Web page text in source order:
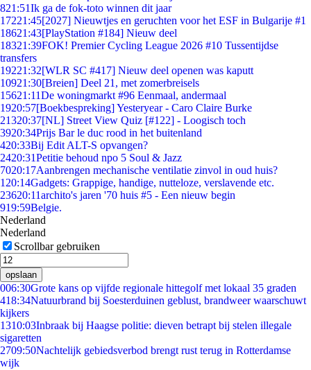
821:51Ik ga de fok-toto winnen dit jaar
17221:45[2027] Nieuwtjes en geruchten voor het ESF in Bulgarije #1
18621:43[PlayStation #184] Nieuw deel
18321:39FOK! Premier Cycling League 2026 #10 Tussentijdse
transfers
19221:32[WLR SC #417] Nieuw deel openen was kaputt
10921:30[Breien] Deel 21, met zomerbreisels
15621:11De woningmarkt #96 Eenmaal, andermaal
1920:57[Boekbespreking] Yesteryear - Caro Claire Burke
21320:37[NL] Street View Quiz [#122] - Loogisch toch
3920:34Prijs Bar le duc rood in het buitenland
420:33Bij Edit ALT-S opvangen?
2420:31Petitie behoud npo 5 Soul & Jazz
7020:17Aanbrengen mechanische ventilatie zinvol in oud huis?
1 20:14Gadgets: Grappige, handige, nutteloze, verslavende etc.
23620:11archito's jaren '70 huis #5 - Een nieuw begin
919:59Belgie.
Nederland
Nederland
Scrollbar gebruiken
opslaan
006:30Grote kans op vijfde regionale hittegolf met lokaal 35 graden
418:34Natuurbrand bij Soesterduinen geblust, brandweer waarschuwt
kijkers
1310:03Inbraak bij Haagse politie: dieven betrapt bij stelen illegale
sigaretten
2709:50Nachtelijk gebiedsverbod brengt rust terug in Rotterdamse
wijk